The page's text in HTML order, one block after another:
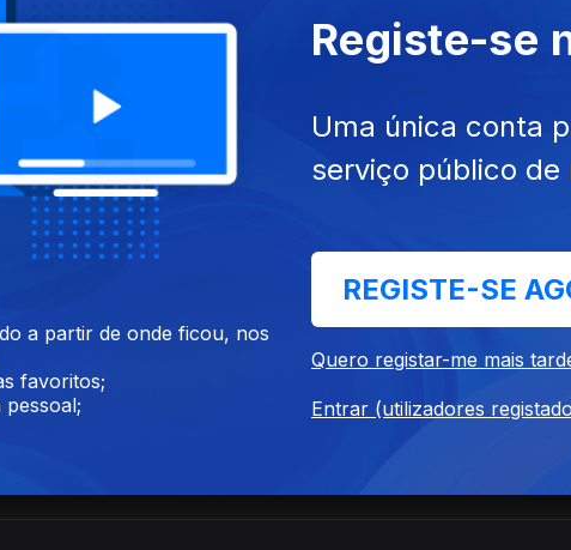
música de todas as formas e feitios.
foi extra musical porque há FMM Sines. Ainda: uma voltinha pela
rápido. Passam por cá: Ivory Therapy e Maria Rodrigues, para
até Sines.
a partir de onde ficou, nos
favoritos;
pessoal;
Registe-se
Uma única conta
serviço público de
REGISTE-SE
Quero registar-me mais
Entrar (utilizadores